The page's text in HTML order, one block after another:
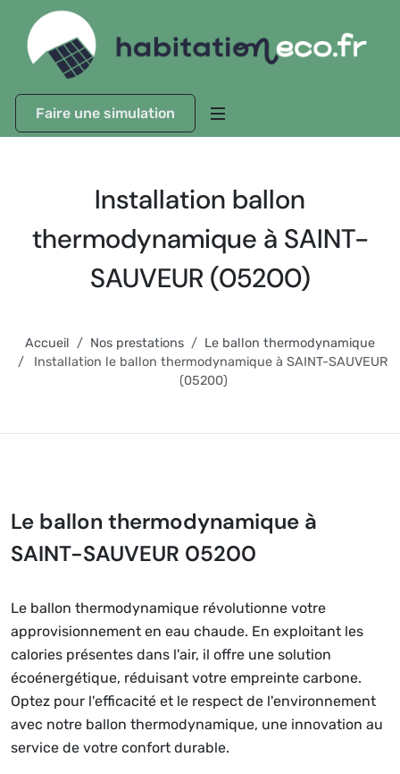
Faire une simulation
Installation ballon
thermodynamique à SAINT-
SAUVEUR (05200)
Accueil Nos prestations
Le ballon thermodynamique
Installation le ballon thermodynamique à SAINT-SAUVEUR
(05200)
Le ballon thermodynamique à
SAINT-SAUVEUR 05200
Le ballon thermodynamique révolutionne votre
approvisionnement en eau chaude. En exploitant les
calories présentes dans l'air, il offre une solution
écoénergétique, réduisant votre empreinte carbone.
Optez pour l'efficacité et le respect de l'environnement
avec notre ballon thermodynamique, une innovation au
service de votre confort durable.